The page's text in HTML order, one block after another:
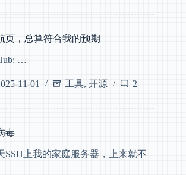
页，总算符合我的预期
…
11-01 工具, 开源 2
毒
SSH上我的家庭服务器，上来就不